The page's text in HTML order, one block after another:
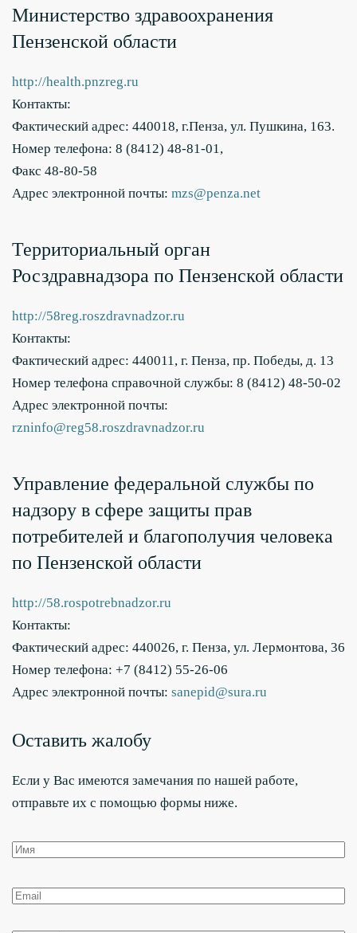
Министерство здравоохранения
Пензенской области
http://health.pnzreg.ru
Контакты:
Фактический адрес: 440018, г.Пенза, ул. Пушкина, 163.
Номер телефона: 8 (8412) 48-81-01,
Факс 48-80-58
Адрес электронной почты: mzs@penza.net
Территориальный орган
Росздравнадзора по Пензенской области
http://58reg.roszdravnadzor.ru
Контакты:
Фактический адрес: 440011, г. Пенза, пр. Победы, д. 13
Номер телефона справочной службы: 8 (8412) 48-50-02
Адрес электронной почты:
rzninfo@reg58.roszdravnadzor.ru
Управление федеральной службы по
надзору в сфере защиты прав
потребителей и благополучия человека
по Пензенской области
http://58.rospotrebnadzor.ru
Контакты:
Фактический адрес: 440026, г. Пенза, ул. Лермонтова, 36
Номер телефона: +7 (8412) 55-26-06
Адрес электронной почты: sanepid@sura.ru
Оставить жалобу
Если у Вас имеются замечания по нашей работе,
отправьте их с помощью формы ниже.